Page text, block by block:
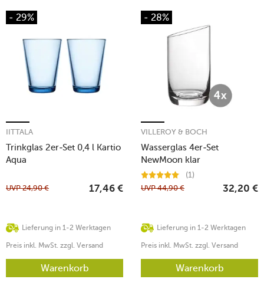
- 29%
Trinkglas 2er-Set 0,4 l Kartio
Aqua
IITTALA
Lieferung in 1-2 Werktagen
UVP24,90 € 17,46 €
Preis inkl. MwSt. zzgl. Versand
Warenkorb
- 28%
Wasserglas 4er-Set
NewMoon klar
VILLEROY & BOCH
(1)
Lieferung in 1-2 Werktagen
UVP44,90 € 32,20 €
Preis inkl. MwSt. zzgl. Versand
Warenkorb